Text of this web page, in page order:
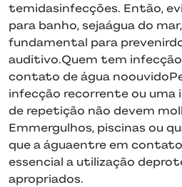
temidasinfecções. Então,
para banho, sejaágua do
fundamental para
auditivo.Quem tem
contato de água
infecção recorrente ou uma
de repetição não devem
Emmergulhos, piscinas ou
que a águaentre em
essencial a utilização
apropriados.